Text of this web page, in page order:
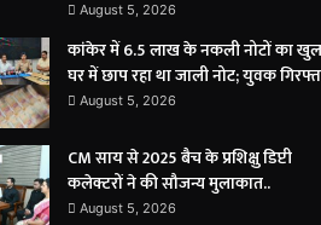
August 5, 2026
कांकेर में 6.5 लाख के नकली नोटों का
घर में छाप रहा था जाली नोट; युवक
August 5, 2026
CM साय से 2025 बैच के प्रशिक्षु डिप्टी
कलेक्टरों ने की सौजन्य मुलाकात..
August 5, 2026